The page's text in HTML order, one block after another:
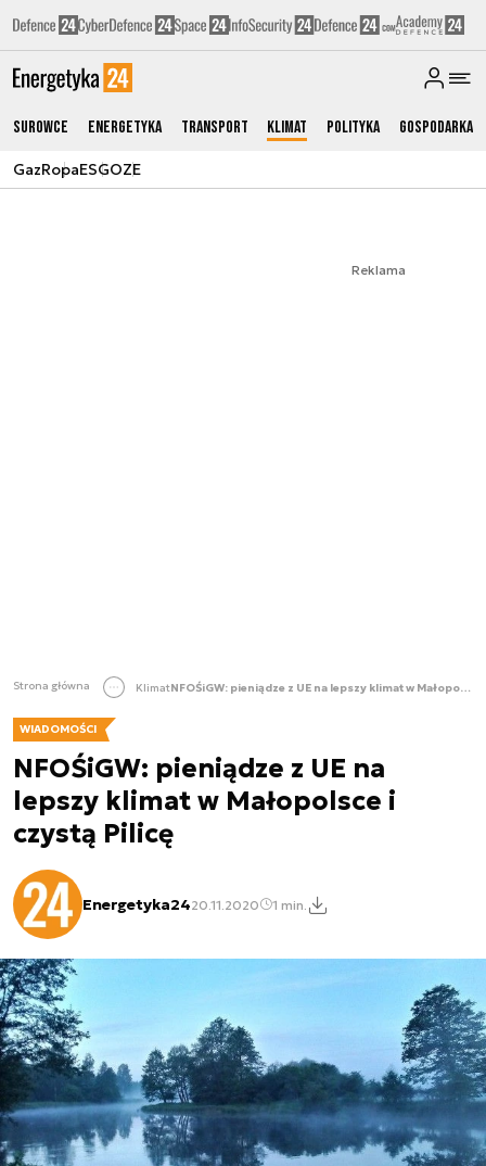
Surowce Energetyka Transport Klimat Polityka Gospodarka
GazRopaESGOZE
Reklama
Strona główna Klimat NFOŚiGW: pieniądze z UE na lepszy klimat w Małopolsce i czystą Pilicę
WIADOMOŚCI
NFOŚiGW: pieniądze z UE na
lepszy klimat w Małopolsce i
czystą Pilicę
Energetyka2420.11.2020 1 min.